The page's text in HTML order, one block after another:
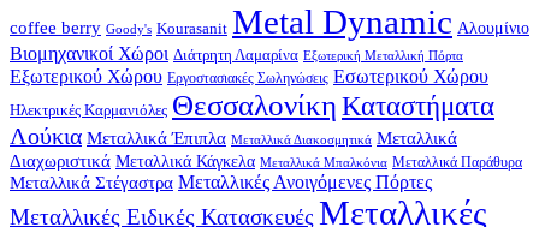
coffee berry Goody's Kourasanit Metal Dynamic Αλουμίνιο
Βιομηχανικοί Χώροι Διάτρητη Λαμαρίνα Εξωτερική Μεταλλική Πόρτα
Εξωτερικού Χώρου Εργοστασιακές Σωληνώσεις Εσωτερικού Χώρου
Ηλεκτρικές Καρμανιόλες Θεσσαλονίκη Καταστήματα
Λούκια Μεταλλικά Έπιπλα Μεταλλικά Διακοσμητικά Μεταλλικά
Διαχωριστικά Μεταλλικά Κάγκελα Μεταλλικά Μπαλκόνια Μεταλλικά Παράθυρα
Μεταλλικά Στέγαστρα Μεταλλικές Ανοιγόμενες Πόρτες
Μεταλλικές Ειδικές Κατασκευές Μεταλλικές